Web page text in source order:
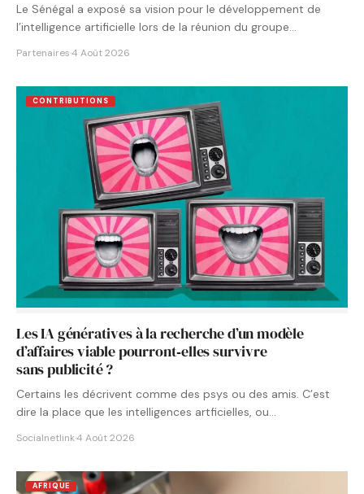
Le Sénégal a exposé sa vision pour le développement de
l’intelligence artificielle lors de la réunion du groupe…
Partenaires·4 Août 2026
CONTRIBUTIONS
Les IA génératives à la recherche d’un modèle
d’affaires viable pourront‑elles survivre
sans publicité ?
Certains les décrivent comme des psys ou des amis. C’est
dire la place que les intelligences artficielles, ou…
Socialnetlink·4 Août 2026
AFRIQUE